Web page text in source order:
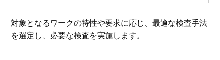
対象となるワークの特性や要求に応じ、最適な検査手法
を選定し、必要な検査を実施します。